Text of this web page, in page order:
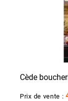
Cède
Prix de vente :